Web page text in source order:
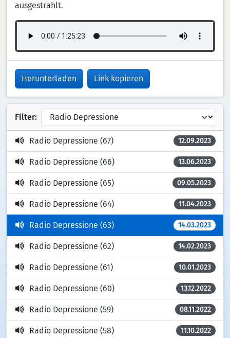
ausgestrahlt.
Herunterladen Link kopieren
Filter:
Radio Depressione (67) 12.09.2023
Radio Depressione (66) 13.06.2023
Radio Depressione (65) 09.05.2023
Radio Depressione (64) 11.04.2023
Radio Depressione (63) 14.03.2023
Radio Depressione (62) 14.02.2023
Radio Depressione (61) 10.01.2023
Radio Depressione (60) 13.12.2022
Radio Depressione (59) 08.11.2022
Radio Depressione (58) 11.10.2022